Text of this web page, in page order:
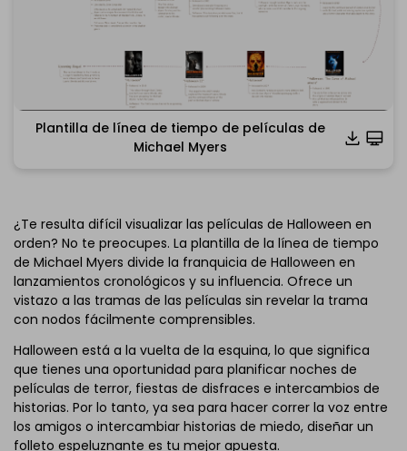
Haz clic para descargar y utilizar esta plantilla.
*Tienes que abrir el archivo
gratuita desde
aquí abajo..
Plantilla de línea de tiempo de películas de
Michael Myers
¿Te resulta difícil visualizar las películas de Halloween en
orden? No te preocupes. La plantilla de la línea de tiempo
de Michael Myers divide la franquicia de Halloween en
lanzamientos cronológicos y su influencia. Ofrece un
vistazo a las tramas de las películas sin revelar la trama
con nodos fácilmente comprensibles.
Halloween está a la vuelta de la esquina, lo que significa
que tienes una oportunidad para planificar noches de
películas de terror, fiestas de disfraces e intercambios de
historias. Por lo tanto, ya sea para hacer correr la voz entre
los amigos o intercambiar historias de miedo, diseñar un
folleto espeluznante es tu mejor apuesta.